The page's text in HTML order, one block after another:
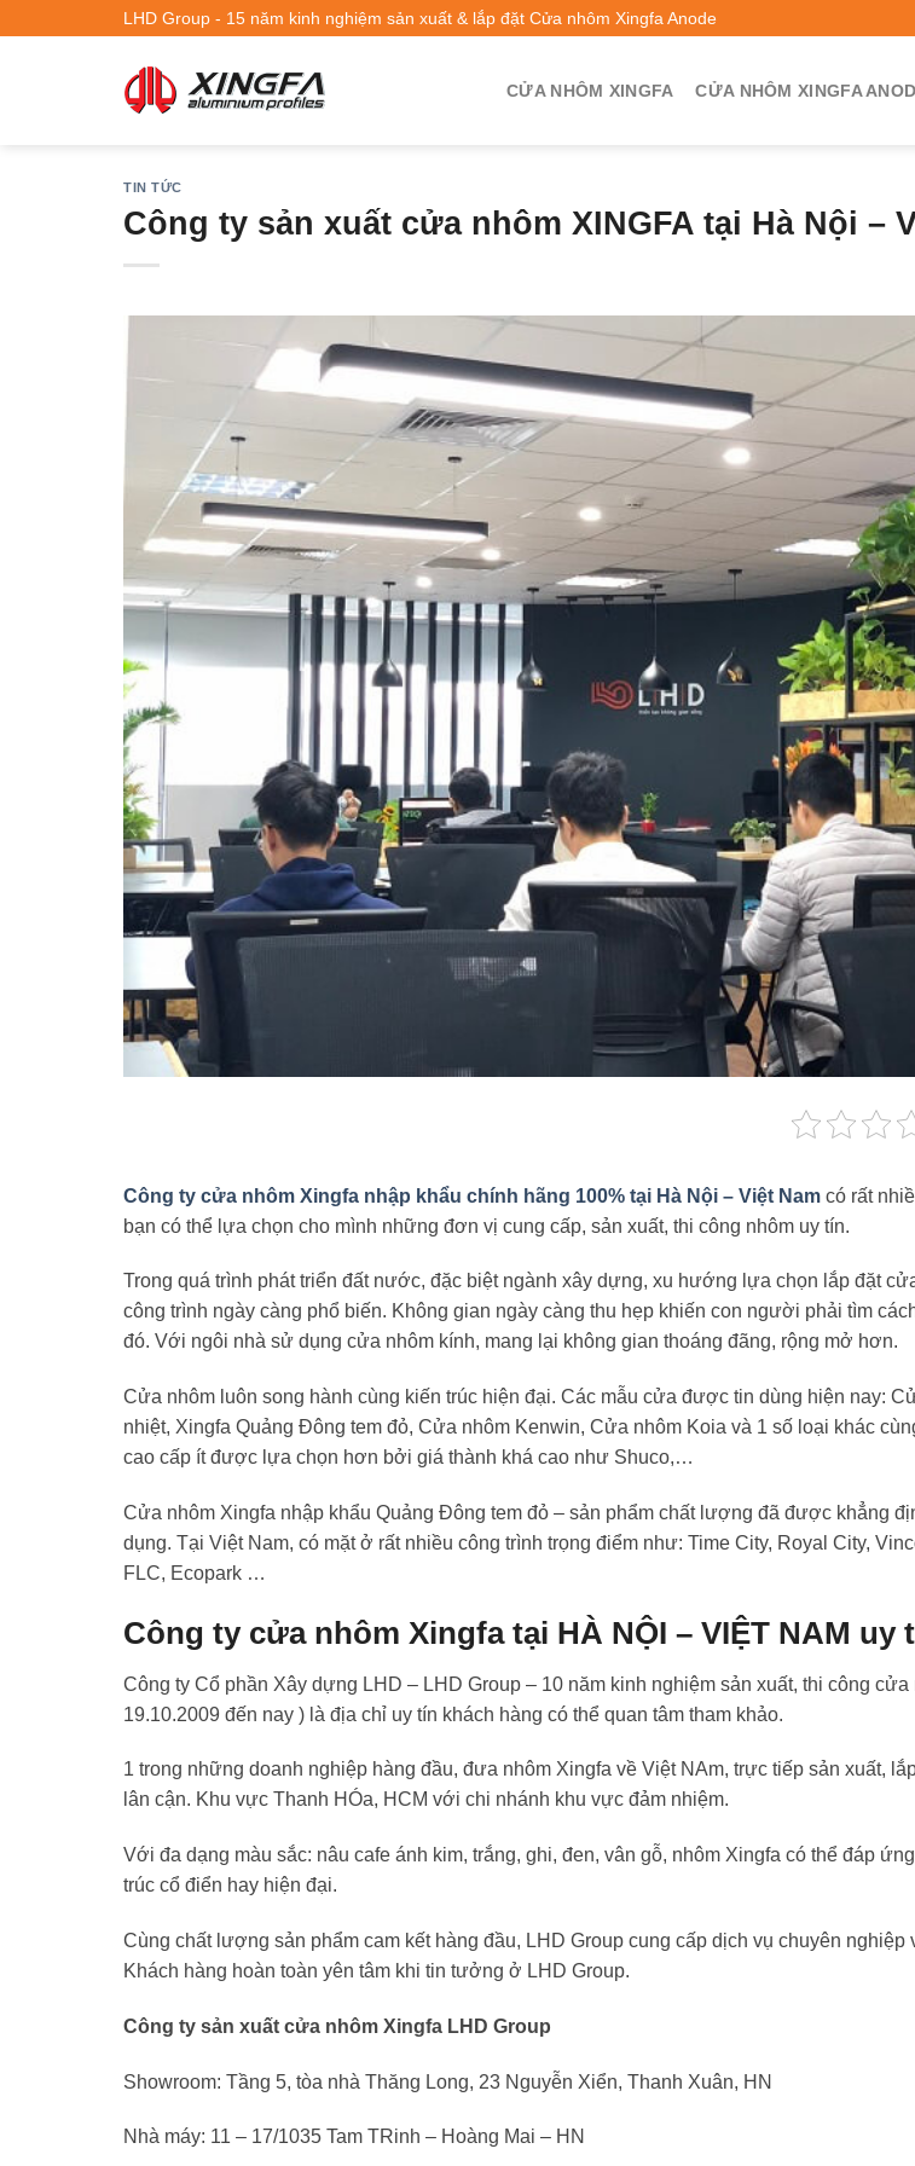
LHD Group - 15 năm kinh nghiệm sản xuất & lắp đặt Cửa nhôm Xingfa Anode
CỬA NHÔM XINGFA CỬA NHÔM XINGFA
TIN TỨC
Công ty sản xuất cửa nhôm XINGFA tại Hà Nội –
Công ty cửa nhôm Xingfa nhập khẩu chính hãng 100% tại Hà Nội – Việt Nam có rất
bạn có thể lựa chọn cho mình những đơn vị cung cấp, sản xuất, thi công nhôm uy tín.
Trong quá trình phát triển đất nước, đặc biệt ngành xây dựng, xu hướng lựa chọn lắp đặt
công trình ngày càng phổ biến. Không gian ngày càng thu hẹp khiến con người phải tìm
đó. Với ngôi nhà sử dụng cửa nhôm kính, mang lại không gian thoáng đãng, rộng mở hơn.
Cửa nhôm luôn song hành cùng kiến trúc hiện đại. Các mẫu cửa được tin dùng hiện nay:
nhiệt, Xingfa Quảng Đông tem đỏ, Cửa nhôm Kenwin, Cửa nhôm Koia và 1 số loại khác
cao cấp ít được lựa chọn hơn bởi giá thành khá cao như Shuco,…
Cửa nhôm Xingfa nhập khẩu Quảng Đông tem đỏ – sản phẩm chất lượng đã được khẳng
dụng. Tại Việt Nam, có mặt ở rất nhiều công trình trọng điểm như: Time City, Royal City,
FLC, Ecopark …
Công ty cửa nhôm Xingfa tại HÀ NỘI – VIỆT NAM uy
Công ty Cổ phần Xây dựng LHD – LHD Group – 10 năm kinh nghiệm sản xuất, thi công cửa
19.10.2009 đến nay ) là địa chỉ uy tín khách hàng có thể quan tâm tham khảo.
1 trong những doanh nghiệp hàng đầu, đưa nhôm Xingfa về Việt NAm, trực tiếp sản xuất,
lân cận. Khu vực Thanh HÓa, HCM với chi nhánh khu vực đảm nhiệm.
Với đa dạng màu sắc: nâu cafe ánh kim, trắng, ghi, đen, vân gỗ, nhôm Xingfa có thể đáp
trúc cổ điển hay hiện đại.
Cùng chất lượng sản phẩm cam kết hàng đầu, LHD Group cung cấp dịch vụ chuyên nghiệp
Khách hàng hoàn toàn yên tâm khi tin tưởng ở LHD Group.
Công ty sản xuất cửa nhôm Xingfa LHD Group
Showroom: Tầng 5, tòa nhà Thăng Long, 23 Nguyễn Xiển, Thanh Xuân, HN
Nhà máy: 11 – 17/1035 Tam TRinh – Hoàng Mai – HN